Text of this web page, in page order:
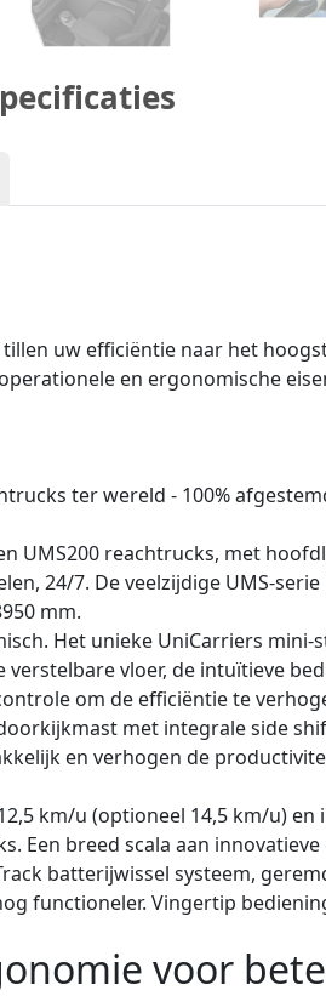
uw efficiëntie naar het
en ergonomische
ter wereld - 100%
UMS200 reachtrucks, met
24/7. De veelzijdige UMS-
mm.
Het unieke UniCarriers
vloer, de intuïtieve
om de efficiëntie te
met integrale side
en verhogen de
km/u (optioneel 14,5 km/u)
Een breed scala aan innovatieve
batterijwissel systeem,
functioneler. Vingertip
voor